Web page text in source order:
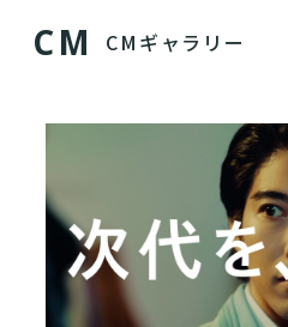
CM CMギャラリー